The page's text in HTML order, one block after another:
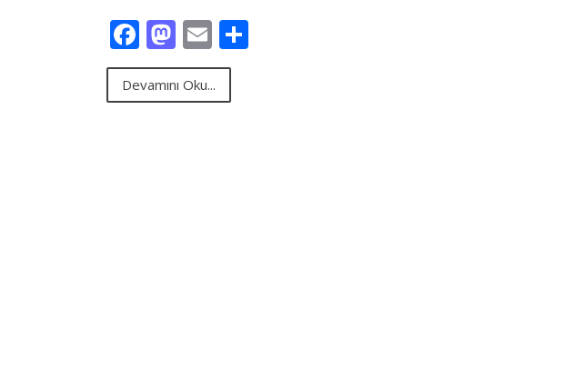
Facebook
Mastodon
Email
Devamını Oku...